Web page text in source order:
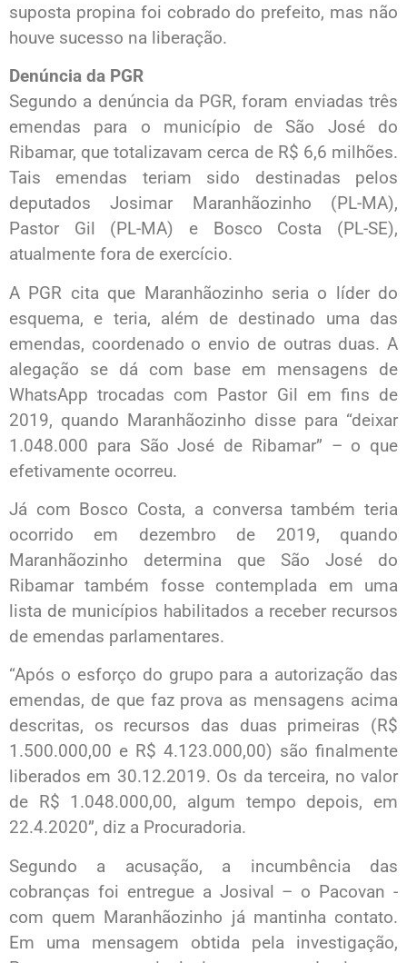
suposta propina foi cobrado do prefeito, mas não
houve sucesso na liberação.
Denúncia da PGR
Segundo a denúncia da PGR, foram enviadas três
emendas para o município de São José do
Ribamar, que totalizavam cerca de R$ 6,6 milhões.
Tais emendas teriam sido destinadas pelos
deputados Josimar Maranhãozinho (PL-MA),
Pastor Gil (PL-MA) e Bosco Costa (PL-SE),
atualmente fora de exercício.
A PGR cita que Maranhãozinho seria o líder do
esquema, e teria, além de destinado uma das
emendas, coordenado o envio de outras duas. A
alegação se dá com base em mensagens de
WhatsApp trocadas com Pastor Gil em fins de
2019, quando Maranhãozinho disse para “deixar
1.048.000 para São José de Ribamar” – o que
efetivamente ocorreu.
Já com Bosco Costa, a conversa também teria
ocorrido em dezembro de 2019, quando
Maranhãozinho determina que São José do
Ribamar também fosse contemplada em uma
lista de municípios habilitados a receber recursos
de emendas parlamentares.
“Após o esforço do grupo para a autorização das
emendas, de que faz prova as mensagens acima
descritas, os recursos das duas primeiras (R$
1.500.000,00 e R$ 4.123.000,00) são finalmente
liberados em 30.12.2019. Os da terceira, no valor
de R$ 1.048.000,00, algum tempo depois, em
22.4.2020”, diz a Procuradoria.
Segundo a acusação, a incumbência das
cobranças foi entregue a Josival – o Pacovan -
com quem Maranhãozinho já mantinha contato.
Em uma mensagem obtida pela investigação,